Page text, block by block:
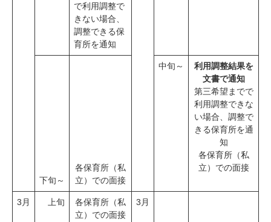
で利用調整で
きない場合、
調整できる保
育所を通知
下旬～
各保育所（私
立）での面接
中旬～
利用調整結果を
文書で通知
第三希望までで
利用調整できな
い場合、調整で
きる保育所を通
知
各保育所（私
立）での面接
3月 上旬
各保育所（私
立）での面接
3月